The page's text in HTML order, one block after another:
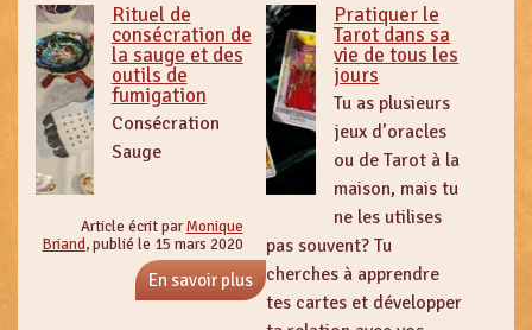
Rituel de
consécration de
la sauge et des
outils de
fumigation
Consécration
Sauge
Article écrit parMonique
Briand, publié le 15 mars 2020
En savoir plus
Pratiquer le
Tarot dans sa
vie de tous les
jours
Tu as plusieurs
jeux d’oracles
ou de Tarot à la
maison, mais tu
ne les utilises
pas souvent? Tu
cherches à apprendre
tes cartes et développer